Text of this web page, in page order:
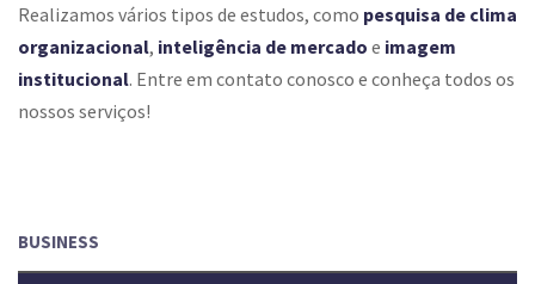
Realizamos vários tipos de estudos, como pesquisa de clima
organizacional, inteligência de mercado e imagem
institucional. Entre em contato conosco e conheça todos os
nossos serviços!